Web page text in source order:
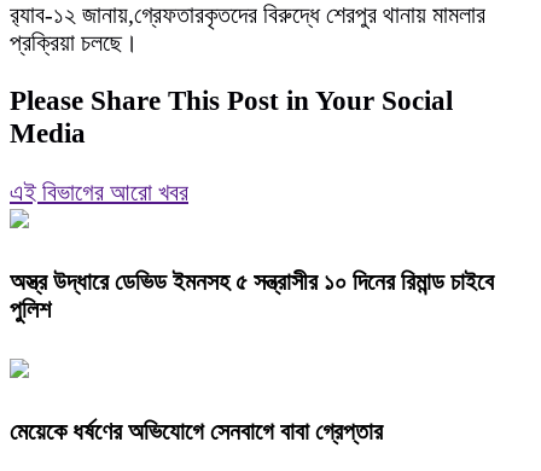
র‍্যাব-১২ জানায়,গ্রেফতারকৃতদের বিরুদ্ধে শেরপুর থানায় মামলার
প্রক্রিয়া চলছে।
Please Share This Post in Your Social
Media
এই বিভাগের আরো খবর
অস্ত্র উদ্ধারে ডেভিড ইমনসহ ৫ সন্ত্রাসীর ১০ দিনের রিমান্ড চাইবে
পুলিশ
মেয়েকে ধর্ষণের অভিযোগে সেনবাগে বাবা গ্রেপ্তার